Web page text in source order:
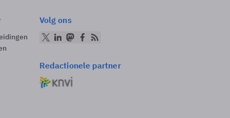
Volg ons
Redactionele partner